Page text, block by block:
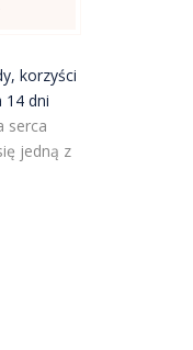
korzyści
14 dni
serca
jedną z